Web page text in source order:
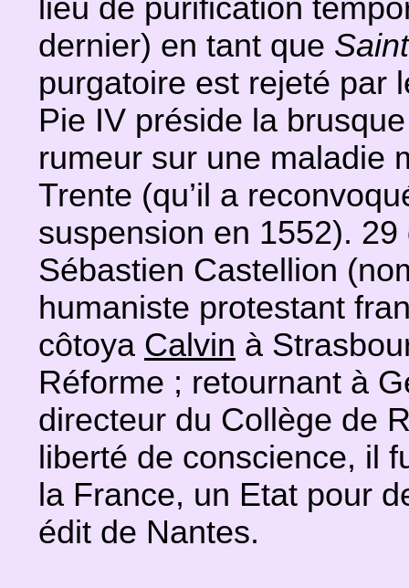
lieu de purification
dernier) en tant que
purgatoire est rejeté par
Pie IV préside la
rumeur sur une maladie
Trente (qu’il a
suspension en 1552).
Sébastien Castellion
humaniste protestant
côtoya Calvin à
Réforme ; retournant à
directeur du Collège de
liberté de conscience, il
la France, un Etat pour
édit de Nantes.